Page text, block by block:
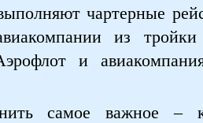
чартерные
из тройки
и
самое важное –